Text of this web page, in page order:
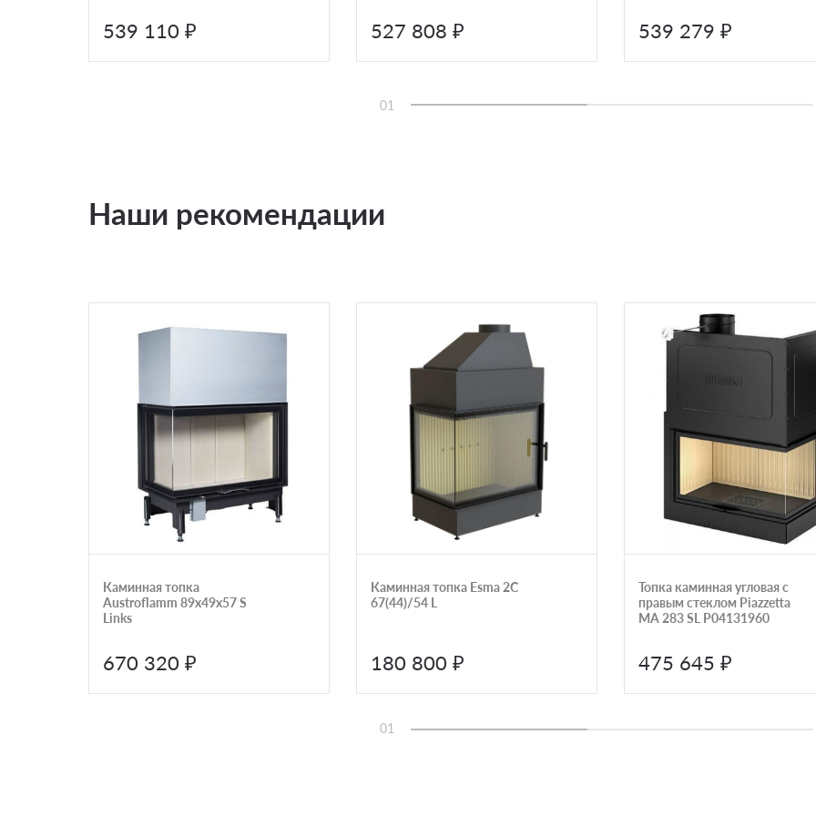
539 110 ₽ 527 808 ₽ 539 279 ₽
01
Наши рекомендации
Каминная топка
Austroflamm 89x49x57 S
Links
670 320 ₽
Каминная топка Esma 2C
67(44)/54 L
180 800 ₽
Топка каминная угловая с
правым стеклом Piazzetta
MA 283 SL P04131960
475 645 ₽
01